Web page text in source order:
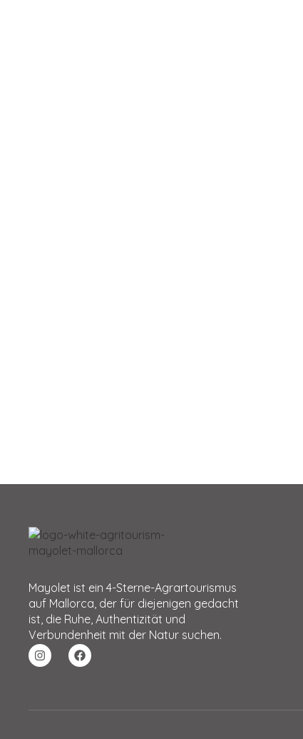
Mayolet ist ein 4-Sterne-Agrartourismus
auf Mallorca, der für diejenigen gedacht
ist, die Ruhe, Authentizität und
Verbundenheit mit der Natur suchen.